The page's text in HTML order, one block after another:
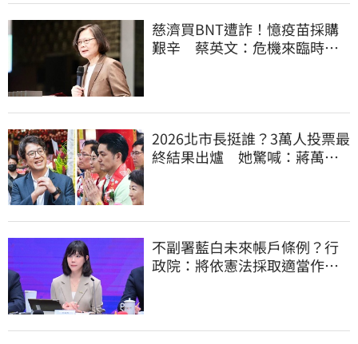
慈濟買BNT遭詐！憶疫苗採購
艱辛 蔡英文：危機來臨時務
2026北市長挺誰？3萬人投票最
終結果出爐 她驚喊：蔣萬安
不副署藍白未來帳戶條例？行
政院：將依憲法採取適當作